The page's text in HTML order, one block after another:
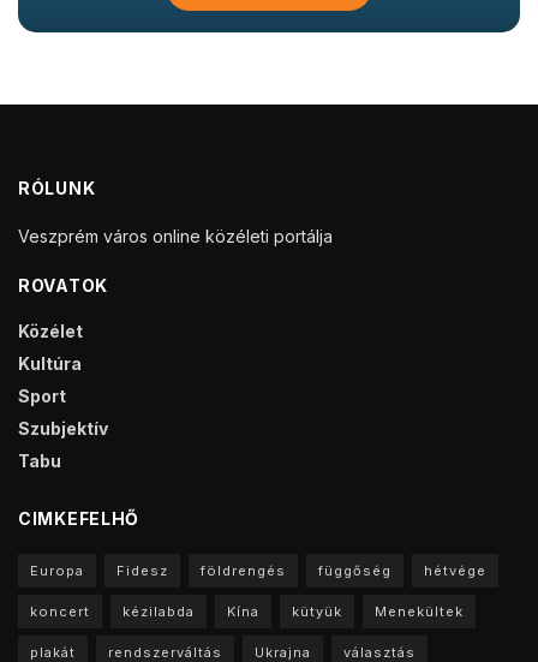
RÓLUNK
Veszprém város online közéleti portálja
ROVATOK
Közélet
Kultúra
Sport
Szubjektív
Tabu
CIMKEFELHŐ
Europa Fidesz földrengés függőség hétvége
koncert kézilabda Kína kütyük Menekültek
plakát rendszerváltás Ukrajna választás